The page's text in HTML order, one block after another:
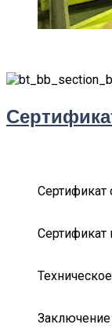
Сертификат